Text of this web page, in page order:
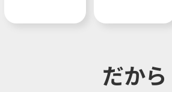
だから